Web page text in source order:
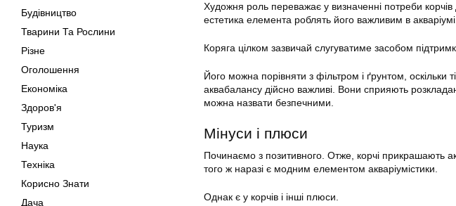
Будівництво
Тварини Та Рослини
Різне
Оголошення
Економіка
Здоров'я
Туризм
Наука
Техніка
Корисно Знати
Дача
Художня роль переважає у визначенні потреби корчів
естетика елемента роблять його важливим в акваріумі.
Коряга цілком зазвичай слугуватиме засобом
Його можна порівняти з фільтром і ґрунтом, оскільки
аквабалансу дійсно важливі. Вони сприяють
можна назвати безпечними.
Мінуси і плюси
Починаємо з позитивного. Отже, корчі прикрашають
того ж наразі є модним елементом акваріумістики.
Однак є у корчів і інші плюси.